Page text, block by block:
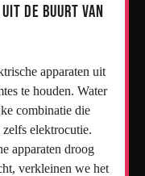
de buurt van
apparaten uit
te houden. Water
combinatie die
elektrocutie.
apparaten droog
verkleinen we het